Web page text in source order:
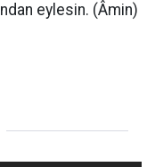
eylesin. (Âmin)